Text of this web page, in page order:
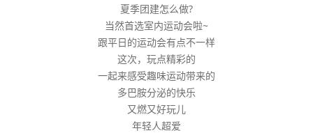
夏季团建怎么做?
当然首选室内运动会啦~
跟平日的运动会有点不一样
这次，玩点精彩的
一起来感受趣味运动带来的
多巴胺分泌的快乐
又燃又好玩儿
年轻人超爱